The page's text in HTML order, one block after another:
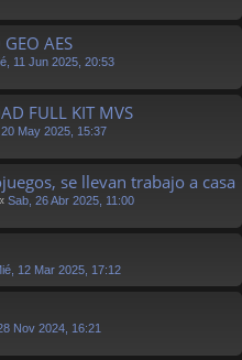
AES
11 Jun 2025, 20:53
FULL KIT MVS
20 May 2025, 15:37
se llevan trabajo a casa
Sab, 26 Abr 2025, 11:00
12 Mar 2025, 17:12
Nov 2024, 16:21